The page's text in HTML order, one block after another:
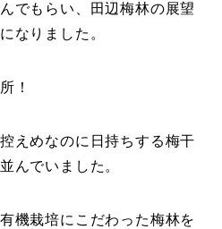
でもらい、田辺梅林の展望
なりました。
！
えめなのに日持ちする梅干
んでいました。
機栽培にこだわった梅林を